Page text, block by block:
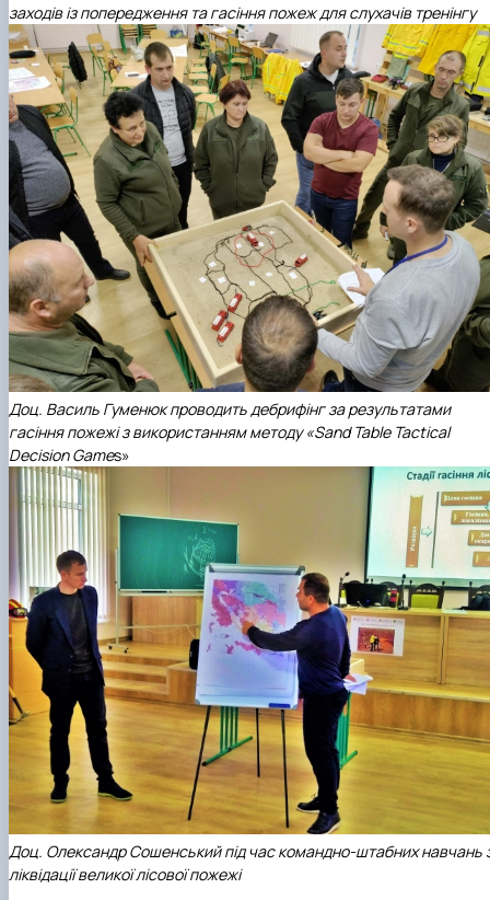
заходів із попередження та гасіння пожеж для слухачів тренінгу
Доц. Василь Гуменюк проводить дебрифінг за результатами
гасіння пожежі з використанням методу «Sand Table Tactical
Decision Games»
Доц. Олександр Сошенський під час командно-штабних навчань
ліквідації великої лісової пожежі